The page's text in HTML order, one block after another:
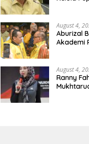
August 4,
Aburizal
Akademi
August 4,
Ranny